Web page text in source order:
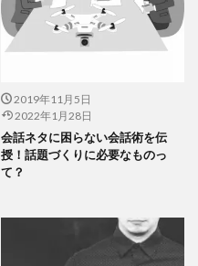
2019年11月5日
2022年1月28日
会話ネタに困らない会話術を伝
授！話題づくりに必要なものっ
て？